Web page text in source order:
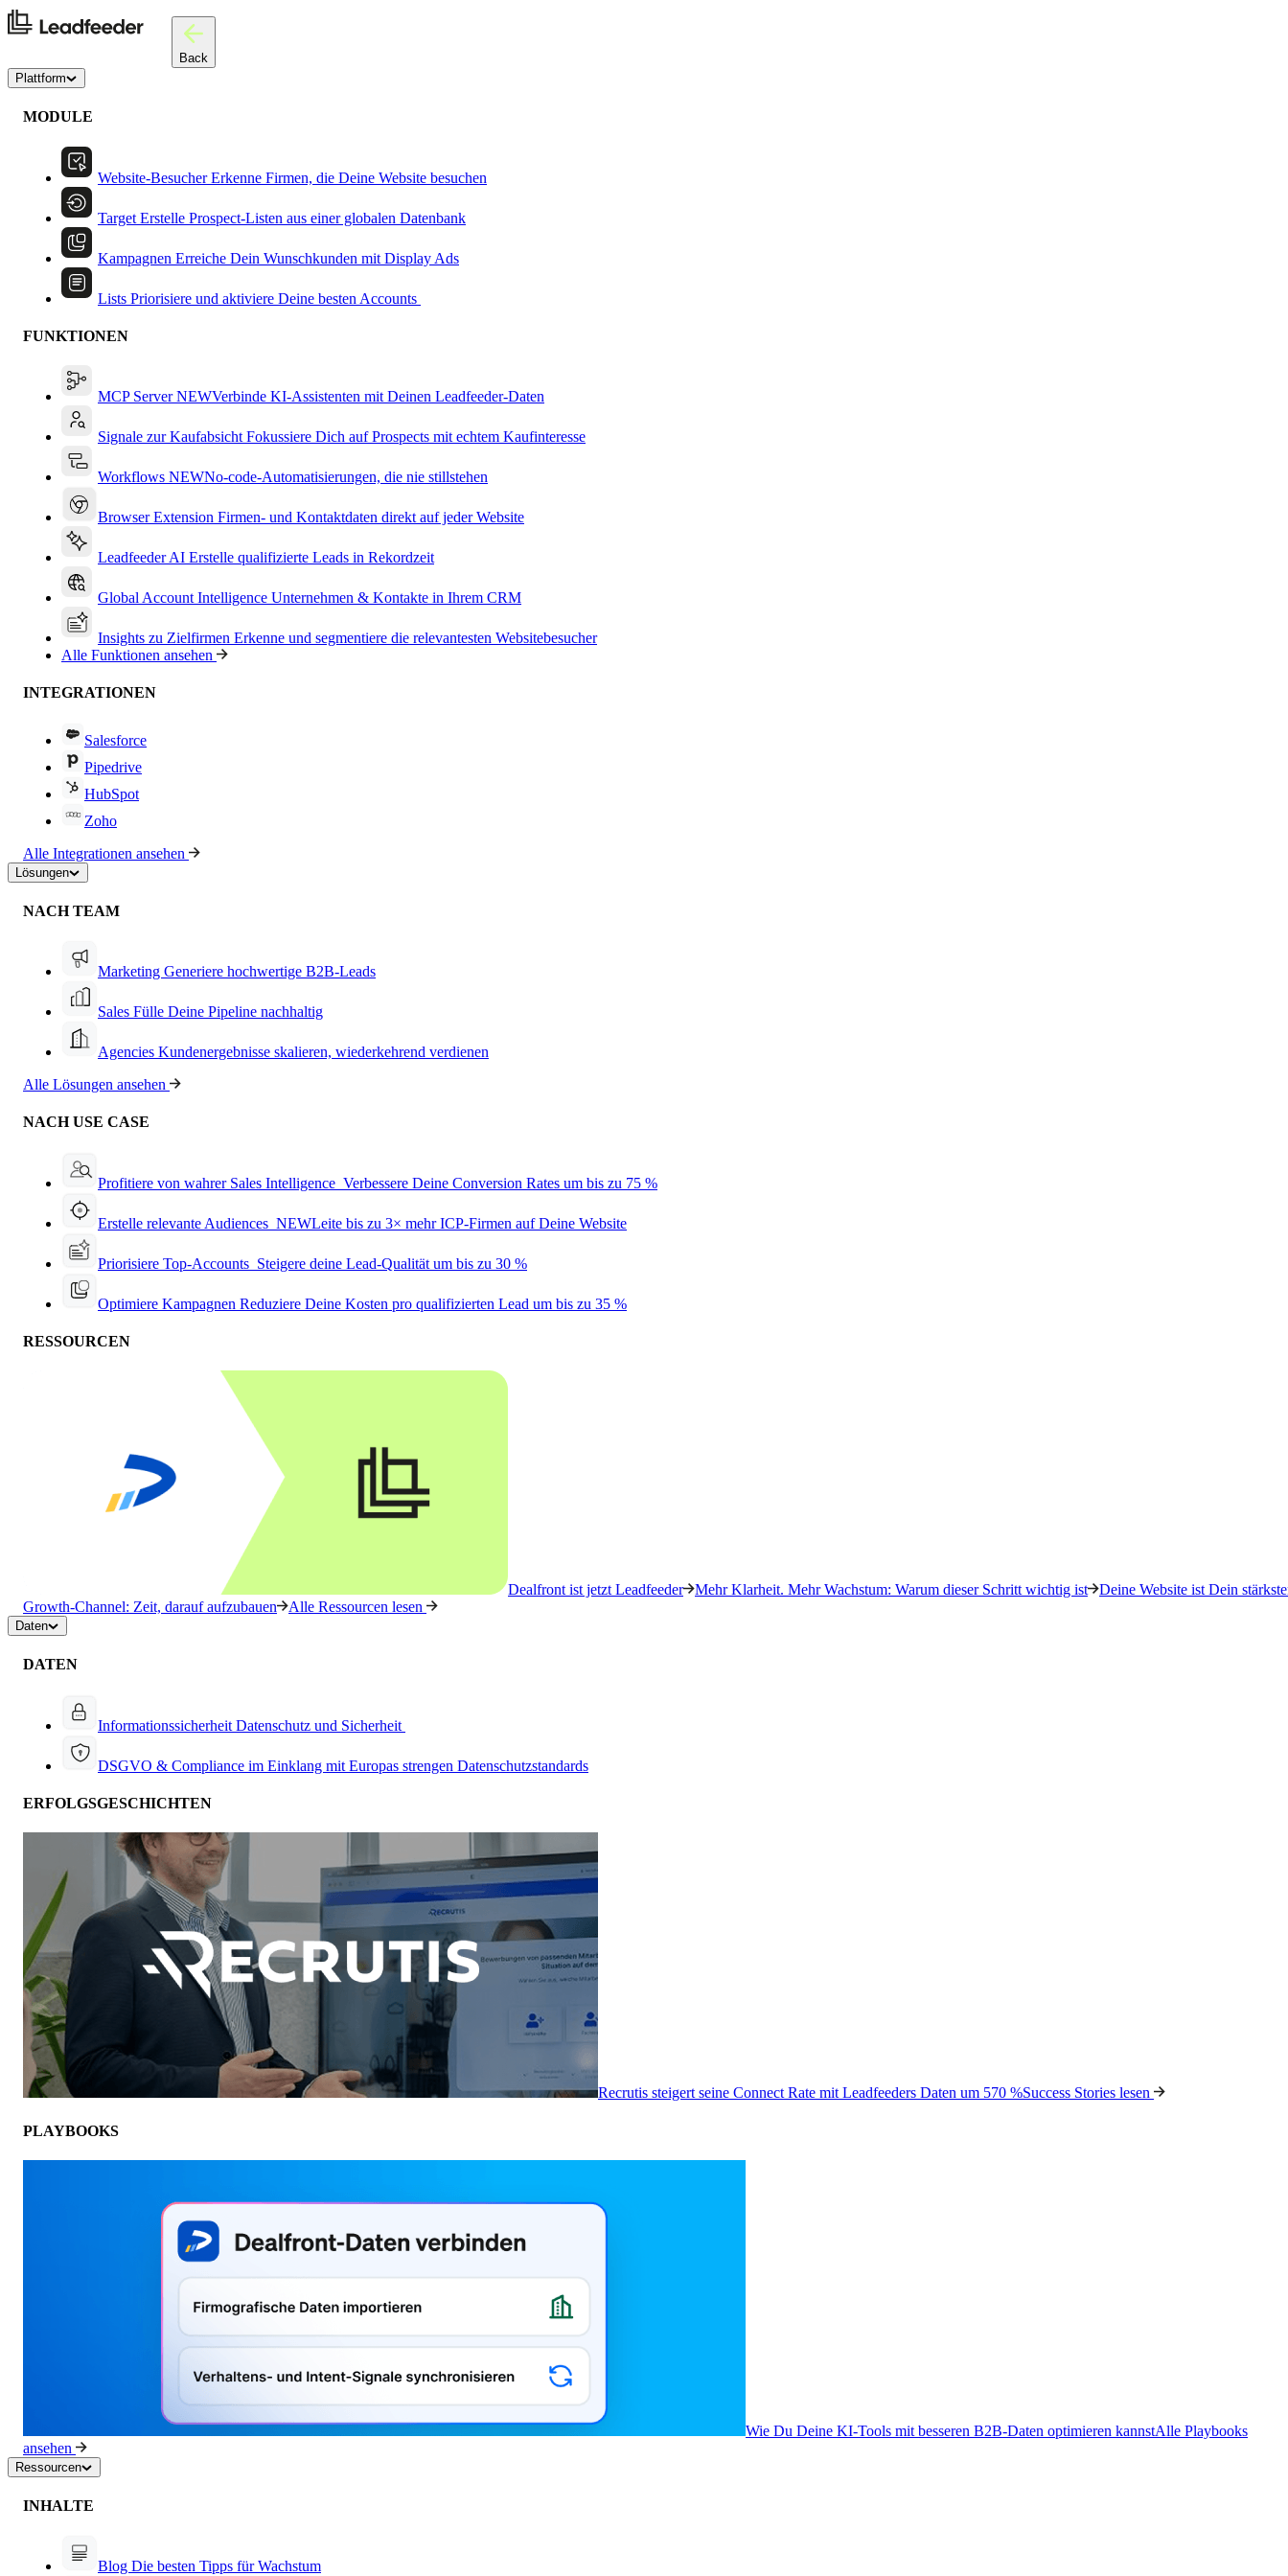
Back
Plattform
MODULE
Website-BesucherErkenne Firmen, die Deine Website besuchen
Target Erstelle Prospect-Listen aus einer globalen Datenbank
Kampagnen Erreiche Dein Wunschkunden mit Display Ads
Lists Priorisiere und aktiviere Deine besten Accounts
FUNKTIONEN
MCP ServerNEWVerbinde KI-Assistenten mit Deinen Leadfeeder-Daten
Signale zur Kaufabsicht Fokussiere Dich auf Prospects mit echtem Kaufinteresse
Workflows NEWNo-code-Automatisierungen, die nie stillstehen
Browser Extension Firmen- und Kontaktdaten direkt auf jeder Website
Leadfeeder AI Erstelle qualifizierte Leads in Rekordzeit
Global Account Intelligence Unternehmen & Kontakte in Ihrem CRM
Insights zu Zielfirmen Erkenne und segmentiere die relevantesten Websitebesucher
Alle Funktionen ansehen
INTEGRATIONEN
Salesforce
Pipedrive
HubSpot
Zoho
Alle Integrationen ansehen
Lösungen
NACH TEAM
Marketing Generiere hochwertige B2B-Leads
Sales Fülle Deine Pipeline nachhaltig
Agencies Kundenergebnisse skalieren, wiederkehrend verdienen
Alle Lösungen ansehen
NACH USE CASE
Profitiere von wahrer Sales Intelligence Verbessere Deine Conversion Rates um bis zu 75 %
Erstelle relevante Audiences NEWLeite bis zu 3× mehr ICP-Firmen auf Deine Website
Priorisiere Top-Accounts Steigere deine Lead-Qualität um bis zu 30 %
Optimiere Kampagnen Reduziere Deine Kosten pro qualifizierten Lead um bis zu 35 %
RESSOURCEN
Dealfront ist jetzt Leadfeeder Mehr Klarheit. Mehr Wachstum: Warum dieser Schritt wichtig ist
Deine Website ist Dein
Growth-Channel: Zeit, darauf aufzubauen
Alle Ressourcen lesen
Daten
DATEN
Informationssicherheit Datenschutz und Sicherheit
DSGVO & Compliance im Einklang mit Europas strengen Datenschutzstandards
ERFOLGSGESCHICHTEN
Recrutis steigert seine Connect Rate mit Leadfeeders Daten um 570 %Success Stories lesen
PLAYBOOKS
Wie Du Deine KI-Tools mit besseren B2B-Daten optimieren kannstAlle Playbooks
ansehen
Ressourcen
INHALTE
Blog Die besten Tipps für Wachstum